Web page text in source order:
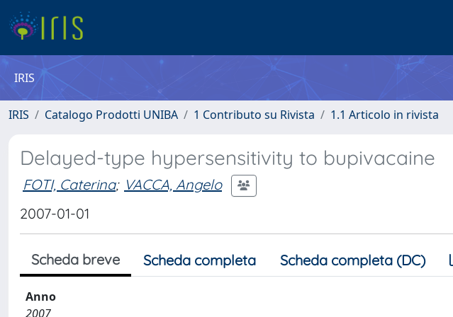
IRIS
IRIS Catalogo Prodotti UNIBA 1 Contributo su Rivista 1.1 Articolo in rivista
Delayed-type hypersensitivity to bupivacaine
FOTI, Caterina; VACCA, Angelo
2007-01-01
Scheda breve Scheda completa Scheda completa (DC)
Anno
2007